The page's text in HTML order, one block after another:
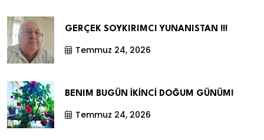
GERÇEK SOYKIRIMCI YUNANISTAN !!!
Temmuz 24, 2026
BENIM BUGÜN İKİNCİ DOĞUM GÜNÜM!
Temmuz 24, 2026